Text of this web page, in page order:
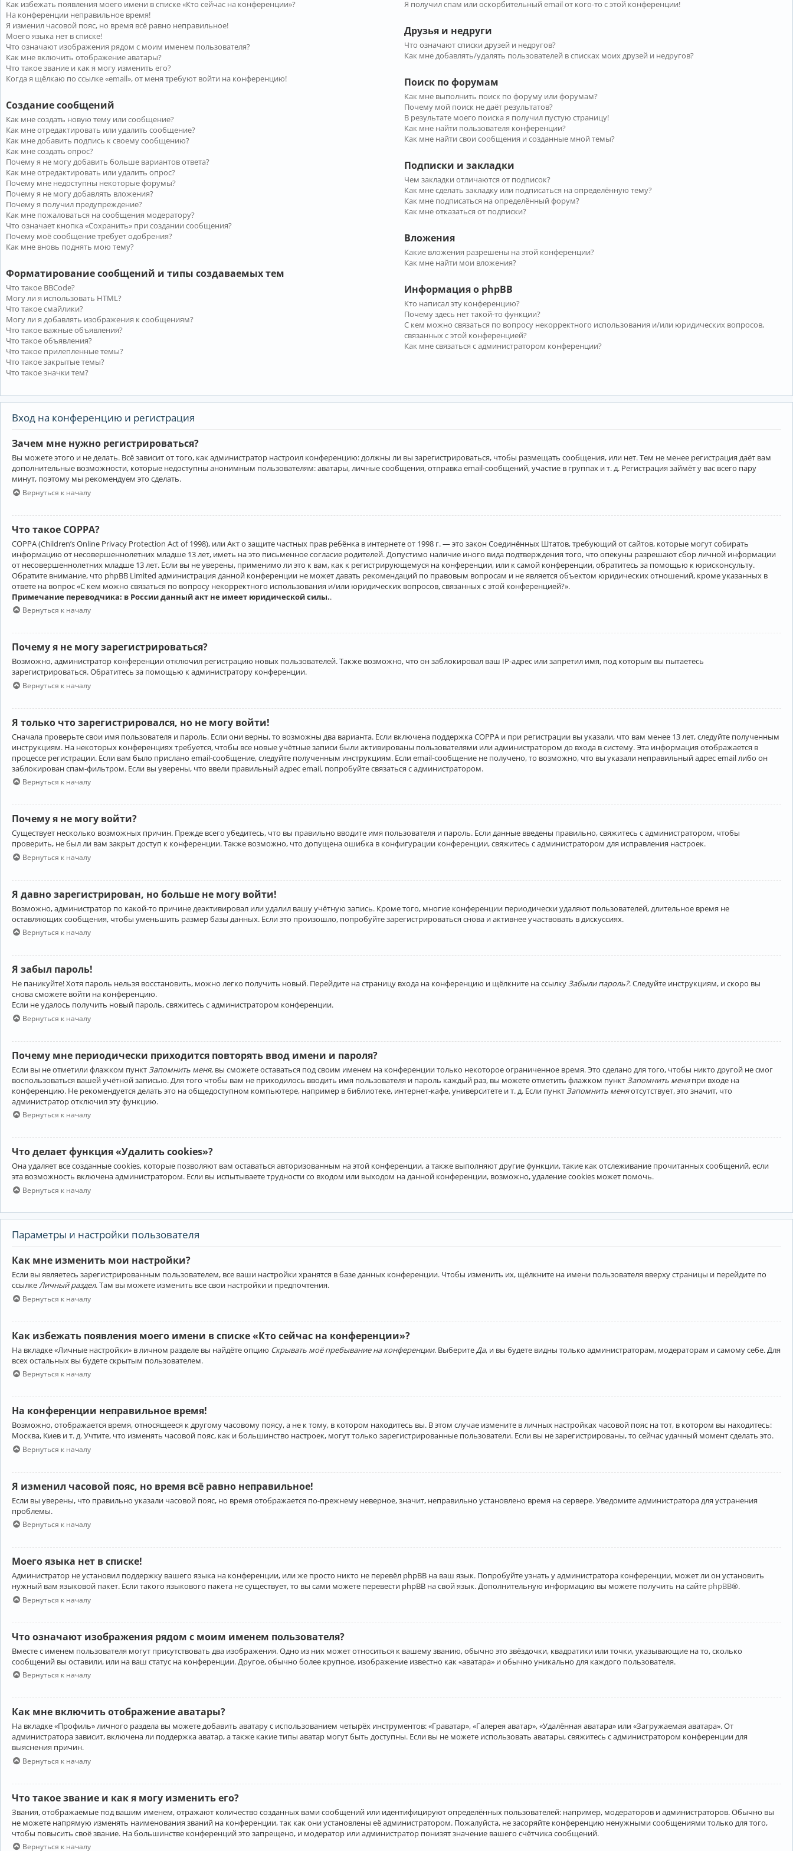
Как избежать появления моего имени в списке «Кто сейчас на конференции»?
На конференции неправильное время!
Я изменил часовой пояс, но время всё равно неправильное!
Моего языка нет в списке!
Что означают изображения рядом с моим именем пользователя?
Как мне включить отображение аватары?
Что такое звание и как я могу изменить его?
Когда я щёлкаю по ссылке «email», от меня требуют войти на конференцию!
Создание сообщений
Как мне создать новую тему или сообщение?
Как мне отредактировать или удалить сообщение?
Как мне добавить подпись к своему сообщению?
Как мне создать опрос?
Почему я не могу добавить больше вариантов ответа?
Как мне отредактировать или удалить опрос?
Почему мне недоступны некоторые форумы?
Почему я не могу добавлять вложения?
Почему я получил предупреждение?
Как мне пожаловаться на сообщения модератору?
Что означает кнопка «Сохранить» при создании сообщения?
Почему моё сообщение требует одобрения?
Как мне вновь поднять мою тему?
Форматирование сообщений и типы создаваемых тем
Что такое BBCode?
Могу ли я использовать HTML?
Что такое смайлики?
Могу ли я добавлять изображения к сообщениям?
Что такое важные объявления?
Что такое объявления?
Что такое прилепленные темы?
Что такое закрытые темы?
Что такое значки тем?
Я получил спам или оскорбительный email от кого-то с этой конференции!
Друзья и недруги
Что означают списки друзей и недругов?
Как мне добавлять/удалять пользователей в списках моих друзей и недругов?
Поиск по форумам
Как мне выполнить поиск по форуму или форумам?
Почему мой поиск не даёт результатов?
В результате моего поиска я получил пустую страницу!
Как мне найти пользователя конференции?
Как мне найти свои сообщения и созданные мной темы?
Подписки и закладки
Чем закладки отличаются от подписок?
Как мне сделать закладку или подписаться на определённую тему?
Как мне подписаться на определённый форум?
Как мне отказаться от подписки?
Вложения
Какие вложения разрешены на этой конференции?
Как мне найти мои вложения?
Информация о phpBB
Кто написал эту конференцию?
Почему здесь нет такой-то функции?
С кем можно связаться по вопросу некорректного использования и/или юридических вопросов,
связанных с этой конференцией?
Как мне связаться с администратором конференции?
Вход на конференцию и регистрация
Зачем мне нужно регистрироваться?
Вы можете этого и не делать. Всё зависит от того, как администратор настроил конференцию: должны ли вы зарегистрироваться, чтобы размещать сообщения, или нет. Тем не менее регистрация даёт вам
дополнительные возможности, которые недоступны анонимным пользователям: аватары, личные сообщения, отправка email-сообщений, участие в группах и т. д. Регистрация займёт у вас всего пару
минут, поэтому мы рекомендуем это сделать.
Вернуться к началу
Что такое COPPA?
COPPA (Children’s Online Privacy Protection Act of 1998), или Акт о защите частных прав ребёнка в интернете от 1998 г. — это закон Соединённых Штатов, требующий от сайтов, которые могут собирать
информацию от несовершеннолетних младше 13 лет, иметь на это письменное согласие родителей. Допустимо наличие иного вида подтверждения того, что опекуны разрешают сбор личной информации
от несовершеннолетних младше 13 лет. Если вы не уверены, применимо ли это к вам, как к регистрирующемуся на конференции, или к самой конференции, обратитесь за помощью к юрисконсульту.
Обратите внимание, что phpBB Limited администрация данной конференции не может давать рекомендаций по правовым вопросам и не является объектом юридических отношений, кроме указанных в
ответе на вопрос «С кем можно связаться по вопросу некорректного использования и/или юридических вопросов, связанных с этой конференцией?».
Примечание переводчика: в России данный акт не имеет юридической силы..
Вернуться к началу
Почему я не могу зарегистрироваться?
Возможно, администратор конференции отключил регистрацию новых пользователей. Также возможно, что он заблокировал ваш IP-адрес или запретил имя, под которым вы пытаетесь
зарегистрироваться. Обратитесь за помощью к администратору конференции.
Вернуться к началу
Я только что зарегистрировался, но не могу войти!
Сначала проверьте свои имя пользователя и пароль. Если они верны, то возможны два варианта. Если включена поддержка COPPA и при регистрации вы указали, что вам менее 13 лет, следуйте полученным
инструкциям. На некоторых конференциях требуется, чтобы все новые учётные записи были активированы пользователями или администратором до входа в систему. Эта информация отображается в
процессе регистрации. Если вам было прислано email-сообщение, следуйте полученным инструкциям. Если email-сообщение не получено, то возможно, что вы указали неправильный адрес email либо он
заблокирован спам-фильтром. Если вы уверены, что ввели правильный адрес email, попробуйте связаться с администратором.
Вернуться к началу
Почему я не могу войти?
Существует несколько возможных причин. Прежде всего убедитесь, что вы правильно вводите имя пользователя и пароль. Если данные введены правильно, свяжитесь с администратором, чтобы
проверить, не был ли вам закрыт доступ к конференции. Также возможно, что допущена ошибка в конфигурации конференции, свяжитесь с администратором для исправления настроек.
Вернуться к началу
Я давно зарегистрирован, но больше не могу войти!
Возможно, администратор по какой-то причине деактивировал или удалил вашу учётную запись. Кроме того, многие конференции периодически удаляют пользователей, длительное время не
оставляющих сообщения, чтобы уменьшить размер базы данных. Если это произошло, попробуйте зарегистрироваться снова и активнее участвовать в дискуссиях.
Вернуться к началу
Я забыл пароль!
Не паникуйте! Хотя пароль нельзя восстановить, можно легко получить новый. Перейдите на страницу входа на конференцию и щёлкните на ссылкуЗабыли пароль?. Следуйте инструкциям, и скоро вы
снова сможете войти на конференцию.
Если не удалось получить новый пароль, свяжитесь с администратором конференции.
Вернуться к началу
Почему мне периодически приходится повторять ввод имени и пароля?
Если вы не отметили флажком пункт Запомнить меня, вы сможете оставаться под своим именем на конференции только некоторое ограниченное время. Это сделано для того, чтобы никто другой не смог
воспользоваться вашей учётной записью. Для того чтобы вам не приходилось вводить имя пользователя и пароль каждый раз, вы можете отметить флажком пункт Запомнить меняпри входе на
конференцию. Не рекомендуется делать это на общедоступном компьютере, например в библиотеке, интернет-кафе, университете и т. д. Если пункт Запомнить меняотсутствует, это значит, что
администратор отключил эту функцию.
Вернуться к началу
Что делает функция «Удалить cookies»?
Она удаляет все созданные cookies, которые позволяют вам оставаться авторизованным на этой конференции, а также выполняют другие функции, такие как отслеживание прочитанных сообщений, если
эта возможность включена администратором. Если вы испытываете трудности со входом или выходом на данной конференции, возможно, удаление cookies может помочь.
Вернуться к началу
Параметры и настройки пользователя
Как мне изменить мои настройки?
Если вы являетесь зарегистрированным пользователем, все ваши настройки хранятся в базе данных конференции. Чтобы изменить их, щёлкните на имени пользователя вверху страницы и перейдите по
ссылкеЛичный раздел. Там вы можете изменить все свои настройки и предпочтения.
Вернуться к началу
Как избежать появления моего имени в списке «Кто сейчас на конференции»?
На вкладке «Личные настройки» в личном разделе вы найдёте опцию Скрывать моё пребывание на конференции. Выберите Да, и вы будете видны только администраторам, модераторам и самому себе. Для
всех остальных вы будете скрытым пользователем.
Вернуться к началу
На конференции неправильное время!
Возможно, отображается время, относящееся к другому часовому поясу, а не к тому, в котором находитесь вы. В этом случае измените в личных настройках часовой пояс на тот, в котором вы находитесь:
Москва, Киев и т. д. Учтите, что изменять часовой пояс, как и большинство настроек, могут только зарегистрированные пользователи. Если вы не зарегистрированы, то сейчас удачный момент сделать это.
Вернуться к началу
Я изменил часовой пояс, но время всё равно неправильное!
Если вы уверены, что правильно указали часовой пояс, но время отображается по-прежнему неверное, значит, неправильно установлено время на сервере. Уведомите администратора для устранения
проблемы.
Вернуться к началу
Моего языка нет в списке!
Администратор не установил поддержку вашего языка на конференции, или же просто никто не перевёл phpBB на ваш язык. Попробуйте узнать у администратора конференции, может ли он установить
нужный вам языковой пакет. Если такого языкового пакета не существует, то вы сами можете перевести phpBB на свой язык. Дополнительную информацию вы можете получить на сайте phpBB®.
Вернуться к началу
Что означают изображения рядом с моим именем пользователя?
Вместе с именем пользователя могут присутствовать два изображения. Одно из них может относиться к вашему званию, обычно это звёздочки, квадратики или точки, указывающие на то, сколько
сообщений вы оставили, или на ваш статус на конференции. Другое, обычно более крупное, изображение известно как «аватара» и обычно уникально для каждого пользователя.
Вернуться к началу
Как мне включить отображение аватары?
На вкладке «Профиль» личного раздела вы можете добавить аватару с использованием четырёх инструментов: «Граватар», «Галерея аватар», «Удалённая аватара» или «Загружаемая аватара». От
администратора зависит, включена ли поддержка аватар, а также какие типы аватар могут быть доступны. Если вы не можете использовать аватары, свяжитесь с администратором конференции для
выяснения причин.
Вернуться к началу
Что такое звание и как я могу изменить его?
Звания, отображаемые под вашим именем, отражают количество созданных вами сообщений или идентифицируют определённых пользователей: например, модераторов и администраторов. Обычно вы
не можете напрямую изменять наименования званий на конференции, так как они установлены её администратором. Пожалуйста, не засоряйте конференцию ненужными сообщениями только для того,
чтобы повысить своё звание. На большинстве конференций это запрещено, и модератор или администратор понизят значение вашего счётчика сообщений.
Вернуться к началу